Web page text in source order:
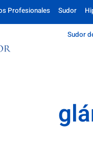
Profesionales Sudor
Sudor